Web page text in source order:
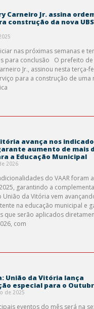
Carneiro Jr. assina
construção da nova
nas próximas semanas e
para conclusão O prefeito de
Jr., assinou nesta terça-
para a construção de uma
avança nos
aumento de mais
a Educação Municipal
2026
do VAAR foram
garantindo a
União da Vitória vem
na educação municipal e
que serão aplicados
com
União da Vitória lança
especial para o
de 2025
eventos do mês será na